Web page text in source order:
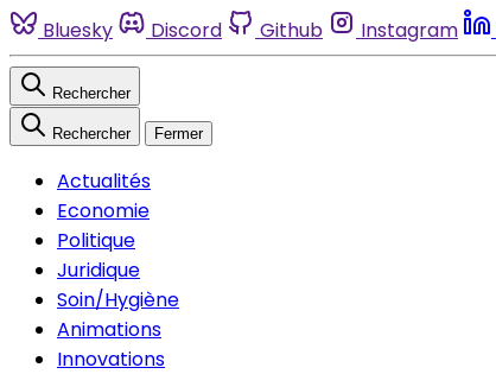
Bluesky Discord Github Instagram
Rechercher
Rechercher Fermer
Actualités
Economie
Politique
Juridique
Soin/Hygiène
Animations
Innovations